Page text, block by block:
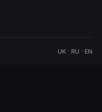
UK · RU · EN